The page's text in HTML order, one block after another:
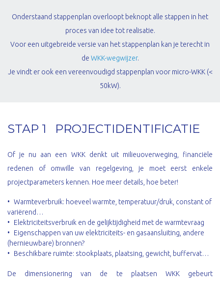
Onderstaand stappenplan overloopt beknopt alle stappen in het
proces van idee tot realisatie.
Voor een uitgebreide versie van het stappenplan kan je terecht in
de WKK-wegwijzer.
Je vindt er ook een vereenvoudigd stappenplan voor micro-WKK (<
50kW).
STAP 1 PROJECTIDENTIFICATIE
Of je nu aan een WKK denkt uit milieuoverweging, financiële
redenen of omwille van regelgeving, je moet eerst enkele
projectparameters kennen. Hoe meer details, hoe beter!
Warmteverbruik: hoeveel warmte, temperatuur/druk, constant of
variërend…
Elektriciteitsverbruik en de gelijktijdigheid met de warmtevraag
Eigenschappen van uw elektriciteits- en gasaansluiting, andere
(hernieuwbare) bronnen?
Beschikbare ruimte: stookplaats, plaatsing, gewicht, buffervat…
De dimensionering van de te plaatsen WKK gebeurt